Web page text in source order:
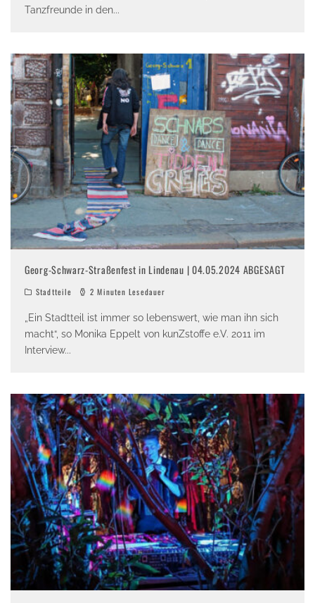
Tanzfreunde in den...
Georg-Schwarz-Straßenfest in Lindenau | 04.05.2024 ABGESAGT
Stadtteile 2 Minuten Lesedauer
„Ein Stadtteil ist immer so lebenswert, wie man ihn sich
macht“, so Monika Eppelt von kunZstoffe e.V. 2011 im
Interview...